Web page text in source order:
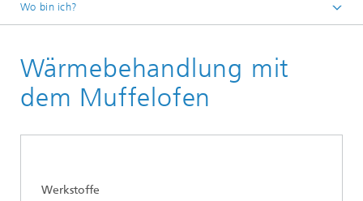
Wo bin ich?
Leistungen
Werkstofftechnologie
Wärmebehandlung mit
dem Muffelofen
Werkstoffe